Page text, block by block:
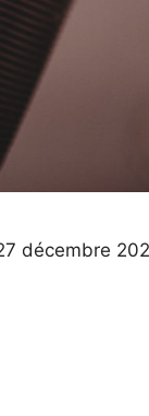
27 décembre